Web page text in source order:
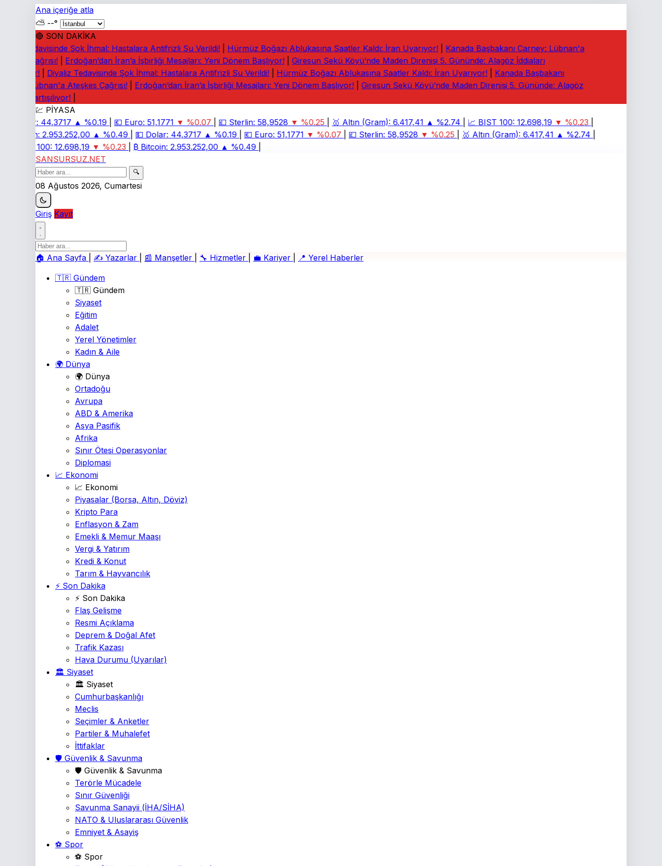
Ana içeriğe atla
⛅ --°
🔴 SON DAKİKA
Tedavisinde Şok İhmal: Hastalara Antifrizli Su Verildi! | Hürmüz Boğazı Ablukasına Saatler Kaldı: İran Uyarıyor! |
Kanada Başbakanı Carney: Lübnan'a
Çağrısı! | Erdoğan’dan İran’a İşbirliği Mesajları: Yeni Dönem Başlıyor! |
Giresun Sekü Köyü’nde Maden Direnişi 5. Gününde: Alagöz İddiaları
| Diyaliz Tedavisinde Şok İhmal: Hastalara Antifrizli Su Verildi! | Hürmüz Boğazı Ablukasına Saatler Kaldı: İran Uyarıyor! |
Kanada Başbakanı
Lübnan'a Ateşkes Çağrısı! | Erdoğan’dan İran’a İşbirliği Mesajları: Yeni Dönem Başlıyor! |
Giresun Sekü Köyü’nde Maden Direnişi 5. Gününde: Alagöz
Tartışılıyor! |
💹 PİYASA
44,3717 ▲ %0.19 | 💶 Euro: 51,1771 ▼ %0.07 | 💷 Sterlin: 58,9528 ▼ %0.25 | 🥇 Altın (Gram): 6.417,41 ▲ %2.74 | 📈 BIST 100: 12.698,19 ▼ %0.23 |
2.953.252,00 ▲ %0.49 | 💵 Dolar: 44,3717 ▲ %0.19 | 💶 Euro: 51,1771 ▼ %0.07 | 💷 Sterlin: 58,9528 ▼ %0.25 | 🥇 Altın (Gram): 6.417,41 ▲ %2.74 |
BIST 100: 12.698,19 ▼ %0.23 | Bitcoin: 2.953.252,00 ▲ %0.49 |
SANSURSUZ.NET
🔍
08 Ağustos 2026, Cumartesi
Giriş Kayıt
🏠 Ana Sayfa ✍️ Yazarlar 📰 Manşetler 🔧 Hizmetler 💼 Kariyer 📍 Yerel Haberler
🇹🇷 Gündem
🇹🇷 Gündem
Siyaset
Eğitim
Adalet
Yerel Yönetimler
Kadın & Aile
🌍 Dünya
🌍 Dünya
Ortadoğu
Avrupa
ABD & Amerika
Asya Pasifik
Afrika
Sınır Ötesi Operasyonlar
Diplomasi
📈 Ekonomi
📈 Ekonomi
Piyasalar (Borsa, Altın, Döviz)
Kripto Para
Enflasyon & Zam
Emekli & Memur Maaşı
Vergi & Yatırım
Kredi & Konut
Tarım & Hayvancılık
⚡ Son Dakika
⚡ Son Dakika
Flaş Gelişme
Resmi Açıklama
Deprem & Doğal Afet
Trafik Kazası
Hava Durumu (Uyarılar)
🏛️ Siyaset
🏛️ Siyaset
Cumhurbaşkanlığı
Meclis
Seçimler & Anketler
Partiler & Muhalefet
İttifaklar
🛡️ Güvenlik & Savunma
🛡️ Güvenlik & Savunma
Terörle Mücadele
Sınır Güvenliği
Savunma Sanayii (İHA/SİHA)
NATO & Uluslararası Güvenlik
Emniyet & Asayiş
⚽ Spor
⚽ Spor